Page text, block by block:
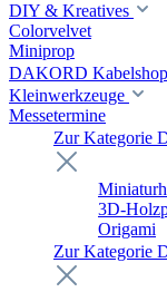
DIY & Kreatives
Colorvelvet
Miniprop
DAKORD Kabelshop
Kleinwerkzeuge
Messetermine
Zur Kategorie
3D-
Origami
Zur Kategorie